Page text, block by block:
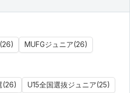
MUFGジュニア(26)
(26)
U15全国選抜ジュニア(25)